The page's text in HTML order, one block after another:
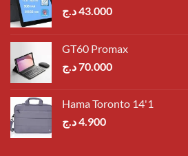
43.000د.ج
GT60 Promax
70.000د.ج
Hama Toronto 14'1
4.900د.ج